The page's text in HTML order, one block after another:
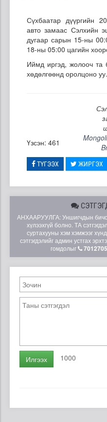
Сүхбаатар дүүргийн
авто замаас Сэлхийн
дугаар сарын 15-ны
18-ны 05:00 цагийн
Иймд иргэд, жолооч та
хөдөлгөөнд оролцоно уу.
Үзсэн: 461
ТҮГЭЭХ ЖИРГЭХ
АНХААРУУЛГА: Уншигчдын
хүлээхгүй болно. ТА
суртахууны хэм хэмжээг
сэтгэгдэлийг админ устгах
гомдолыг
Илгээх 1000